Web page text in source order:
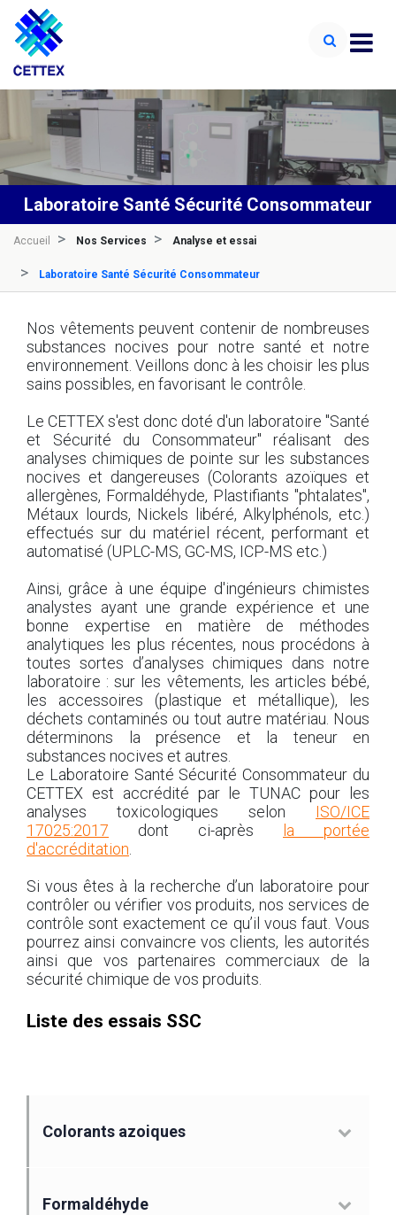
Laboratoire Santé Sécurité Consommateur
Accueil Nos Services Analyse et essai
Laboratoire Santé Sécurité Consommateur
Nos vêtements peuvent contenir de nombreuses
substances nocives pour notre santé et notre
environnement. Veillons donc à les choisir les plus
sains possibles, en favorisant le contrôle.
Le CETTEX s'est donc doté d'un laboratoire "Santé
et Sécurité du Consommateur" réalisant des
analyses chimiques de pointe sur les substances
nocives et dangereuses (Colorants azoïques et
allergènes, Formaldéhyde, Plastifiants "phtalates",
Métaux lourds, Nickels libéré, Alkylphénols, etc.)
effectués sur du matériel récent, performant et
automatisé (UPLC-MS, GC-MS, ICP-MS etc.)
Ainsi, grâce à une équipe d'ingénieurs chimistes
analystes ayant une grande expérience et une
bonne expertise en matière de méthodes
analytiques les plus récentes, nous procédons à
toutes sortes d’analyses chimiques dans notre
laboratoire : sur les vêtements, les articles bébé,
les accessoires (plastique et métallique), les
déchets contaminés ou tout autre matériau. Nous
déterminons la présence et la teneur en
substances nocives et autres.
Le Laboratoire Santé Sécurité Consommateur du
CETTEX est accrédité par le TUNAC pour les
analyses toxicologiques selon ISO/ICE
17025:2017 dont ci-après
la portée
d'accréditation.
Si vous êtes à la recherche d’un laboratoire pour
contrôler ou vérifier vos produits, nos services de
contrôle sont exactement ce qu’il vous faut. Vous
pourrez ainsi convaincre vos clients, les autorités
ainsi que vos partenaires commerciaux de la
sécurité chimique de vos produits.
Liste des essais SSC
Colorants azoiques
Formaldéhyde